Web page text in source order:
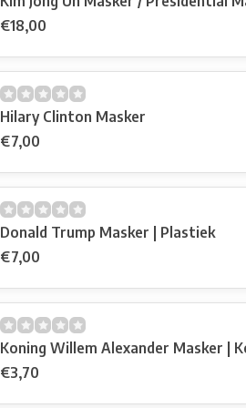
€18,00
Hilary Clinton Masker
€7,00
Donald Trump Masker | Plastiek
€7,00
Koning Willem Alexander Masker |
€3,70